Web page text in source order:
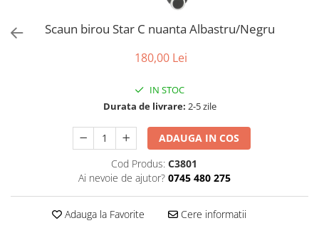
Scaun birou Star C nuanta Albastru/Negru
180,00 Lei
IN STOC
Durata de livrare: 2-5 zile
ADAUGA IN COS
Cod Produs: C3801
Ai nevoie de ajutor? 0745 480 275
Adauga la Favorite Cere informatii